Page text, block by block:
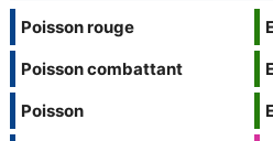
Poisson rouge
Poisson combattant
Poisson